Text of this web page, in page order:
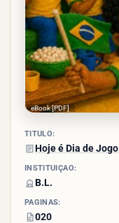
eBook [PDF]
TÍTULO:
Hoje é Dia de Jogo
INSTITUIÇÃO:
B.L.
PÁGINAS:
020